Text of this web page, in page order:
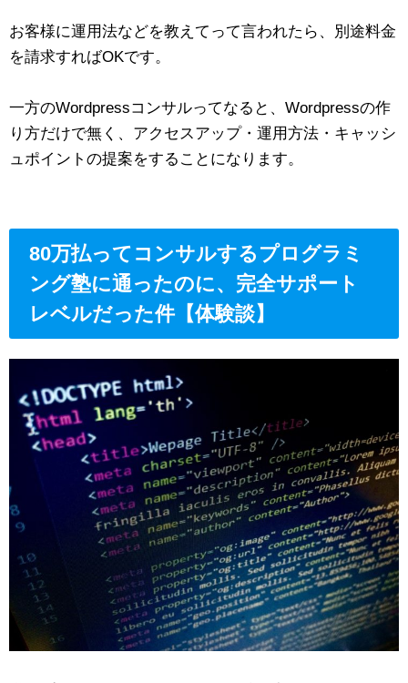
お客様に運用法などを教えてって言われたら、別途料金
を請求すればOKです。
一方のWordpressコンサルってなると、Wordpressの作
り方だけで無く、アクセスアップ・運用方法・キャッシ
ュポイントの提案をすることになります。
80万払ってコンサルするプログラミ
ング塾に通ったのに、完全サポート
レベルだった件【体験談】